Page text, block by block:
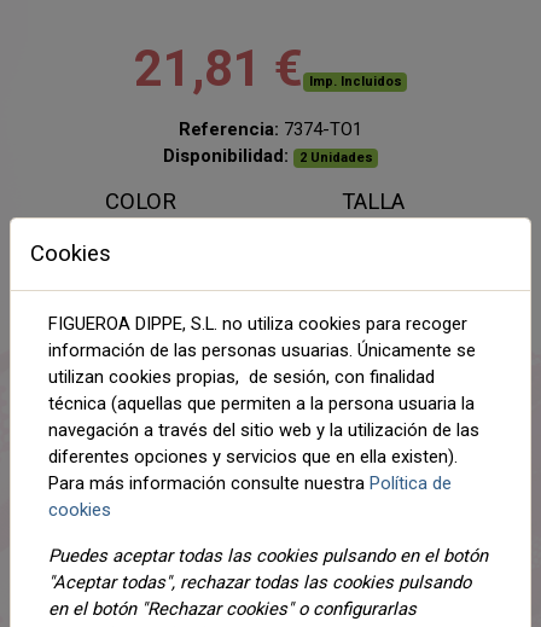
21,81 € Imp. Incluidos
Referencia: 7374-TO1
Disponibilidad:
2 Unidades
COLOR TALLA
AÑADIR AL CARRITO
Compartir
DETALLES
ADJUNTOS
Cookies
FIGUEROA DIPPE, S.L. no utiliza cookies para recoger
información de las personas usuarias. Únicamente se
utilizan cookies propias, de sesión, con finalidad
técnica (aquellas que permiten a la persona usuaria la
navegación a través del sitio web y la utilización de las
diferentes opciones y servicios que en ella existen).
Para más información consulte nuestra Política de
cookies
Puedes aceptar todas las cookies pulsando en el botón
"Aceptar todas", rechazar todas las cookies pulsando
en el botón "Rechazar cookies" o configurarlas